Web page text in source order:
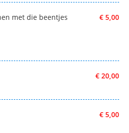
€ 5,00
met die beentjes
€ 20,00
€ 5,00